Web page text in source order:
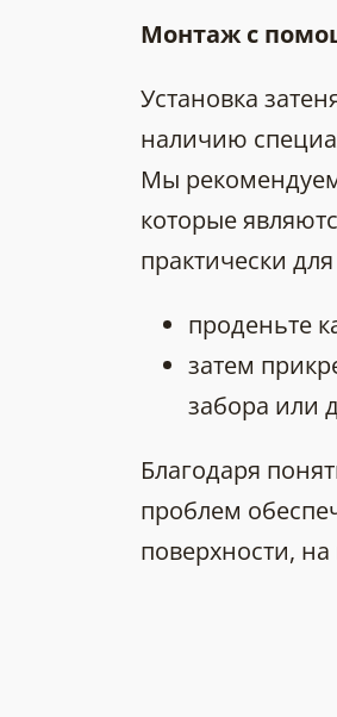
Монтаж с
Установка
наличию
Мы
которые
практически
проденьте
затем
забора или
Благодаря
проблем
поверхности, на